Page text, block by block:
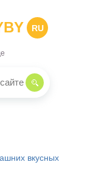
RU
вкусных